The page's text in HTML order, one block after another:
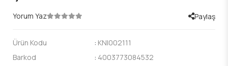
Yorum Yaz Paylaş
Ürün Kodu : KNI002111
Barkod
: 4003773084532